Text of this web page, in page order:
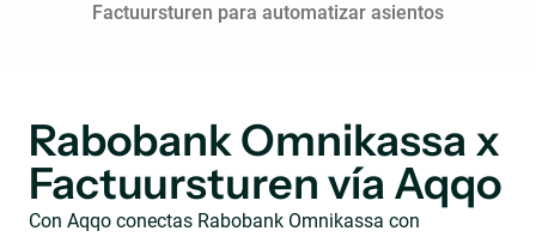
Factuursturen para automatizar asientos
Rabobank Omnikassa x
Factuursturen vía Aqqo
Con Aqqo conectas Rabobank Omnikassa con